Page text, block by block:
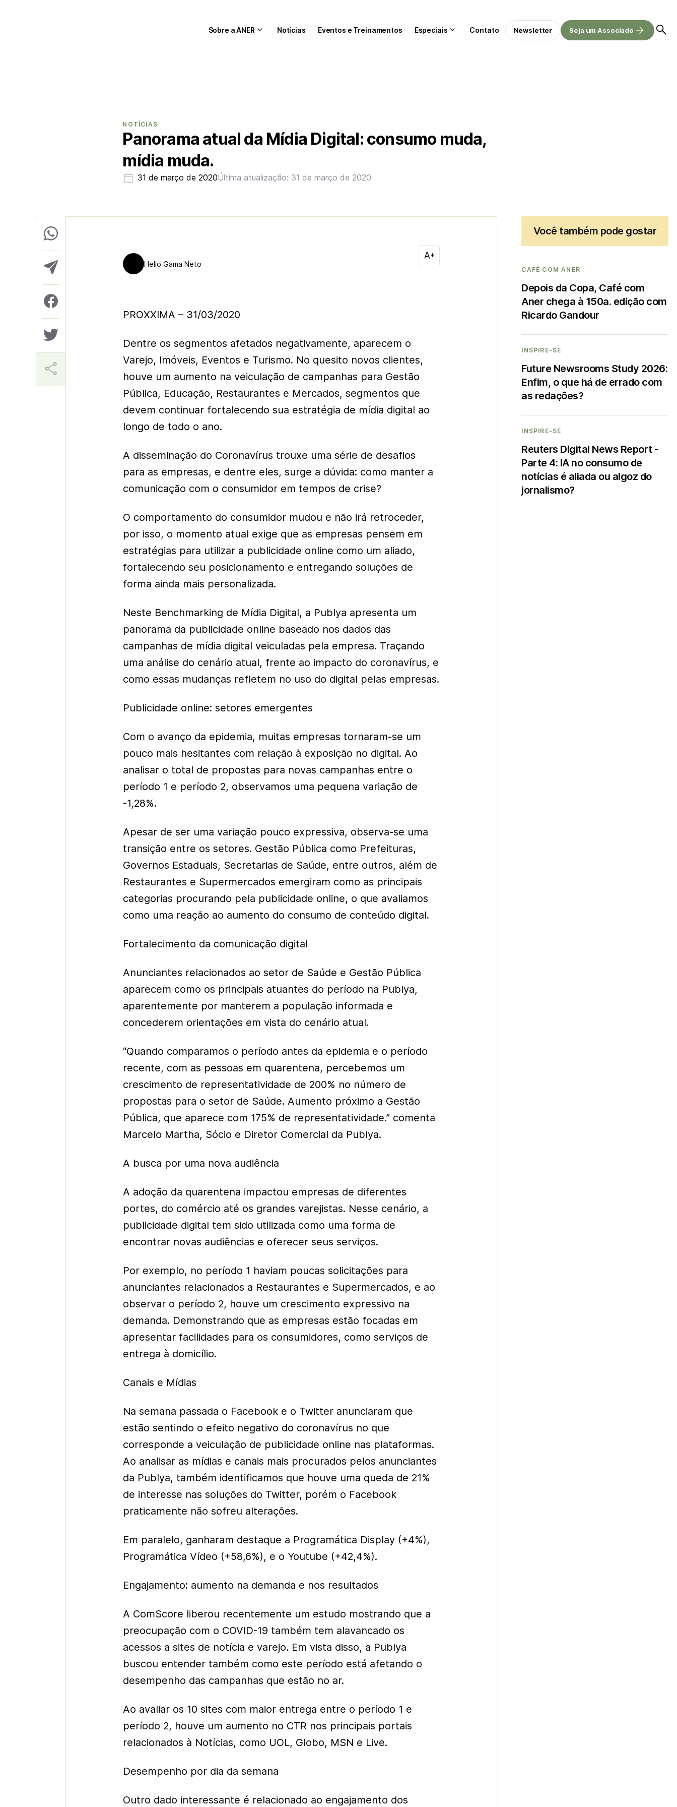
Sobre a ANER Notícias Eventos e Treinamentos Especiais Contato Newsletter Seja um Associado
NOTÍCIAS
Panorama atual da Mídia Digital: consumo muda,
mídia muda.
31 de março de 2020Última atualização: 31 de março de 2020
Helio Gama Neto
PROXXIMA – 31/03/2020
Dentre os segmentos afetados negativamente, aparecem o
Varejo, Imóveis, Eventos e Turismo. No quesito novos clientes,
houve um aumento na veiculação de campanhas para Gestão
Pública, Educação, Restaurantes e Mercados, segmentos que
devem continuar fortalecendo sua estratégia de mídia digital ao
longo de todo o ano.
A disseminação do Coronavírus trouxe uma série de desafios
para as empresas, e dentre eles, surge a dúvida: como manter a
comunicação com o consumidor em tempos de crise?
O comportamento do consumidor mudou e não irá retroceder,
por isso, o momento atual exige que as empresas pensem em
estratégias para utilizar a publicidade online como um aliado,
fortalecendo seu posicionamento e entregando soluções de
forma ainda mais personalizada.
Neste Benchmarking de Mídia Digital, a Publya apresenta um
panorama da publicidade online baseado nos dados das
campanhas de mídia digital veiculadas pela empresa. Traçando
uma análise do cenário atual, frente ao impacto do coronavírus, e
como essas mudanças refletem no uso do digital pelas empresas.
Publicidade online: setores emergentes
Com o avanço da epidemia, muitas empresas tornaram-se um
pouco mais hesitantes com relação à exposição no digital. Ao
analisar o total de propostas para novas campanhas entre o
período 1 e período 2, observamos uma pequena variação de
-1,28%.
Apesar de ser uma variação pouco expressiva, observa-se uma
transição entre os setores. Gestão Pública como Prefeituras,
Governos Estaduais, Secretarias de Saúde, entre outros, além de
Restaurantes e Supermercados emergiram como as principais
categorias procurando pela publicidade online, o que avaliamos
como uma reação ao aumento do consumo de conteúdo digital.
Fortalecimento da comunicação digital
Anunciantes relacionados ao setor de Saúde e Gestão Pública
aparecem como os principais atuantes do período na Publya,
aparentemente por manterem a população informada e
concederem orientações em vista do cenário atual.
“Quando comparamos o período antes da epidemia e o período
recente, com as pessoas em quarentena, percebemos um
crescimento de representatividade de 200% no número de
propostas para o setor de Saúde. Aumento próximo a Gestão
Pública, que aparece com 175% de representatividade.” comenta
Marcelo Martha, Sócio e Diretor Comercial da Publya.
A busca por uma nova audiência
A adoção da quarentena impactou empresas de diferentes
portes, do comércio até os grandes varejistas. Nesse cenário, a
publicidade digital tem sido utilizada como uma forma de
encontrar novas audiências e oferecer seus serviços.
Por exemplo, no período 1 haviam poucas solicitações para
anunciantes relacionados a Restaurantes e Supermercados, e ao
observar o período 2, houve um crescimento expressivo na
demanda. Demonstrando que as empresas estão focadas em
apresentar facilidades para os consumidores, como serviços de
entrega à domicílio.
Canais e Mídias
Na semana passada o Facebook e o Twitter anunciaram que
estão sentindo o efeito negativo do coronavírus no que
corresponde a veiculação de publicidade online nas plataformas.
Ao analisar as mídias e canais mais procurados pelos anunciantes
da Publya, também identificamos que houve uma queda de 21%
de interesse nas soluções do Twitter, porém o Facebook
praticamente não sofreu alterações.
Em paralelo, ganharam destaque a Programática Display (+4%),
Programática Vídeo (+58,6%), e o Youtube (+42,4%).
Engajamento: aumento na demanda e nos resultados
A ComScore liberou recentemente um estudo mostrando que a
preocupação com o COVID-19 também tem alavancado os
acessos a sites de notícia e varejo. Em vista disso, a Publya
buscou entender também como este período está afetando o
desempenho das campanhas que estão no ar.
Ao avaliar os 10 sites com maior entrega entre o período 1 e
período 2, houve um aumento no CTR nos principais portais
relacionados à Notícias, como UOL, Globo, MSN e Live.
Desempenho por dia da semana
Outro dado interessante é relacionado ao engajamento dos
Você também pode gostar
CAFÉ COM ANER
Depois da Copa, Café com
Aner chega à 150a. edição com
Ricardo Gandour
INSPIRE-SE
Future Newsrooms Study 2026:
Enfim, o que há de errado com
as redações?
INSPIRE-SE
Reuters Digital News Report -
Parte 4: IA no consumo de
notícias é aliada ou algoz do
jornalismo?